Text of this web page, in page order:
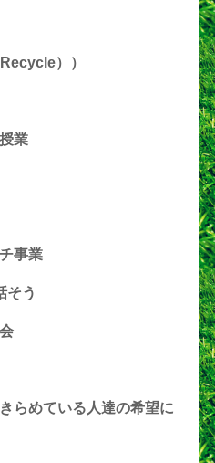
））
業
事業
そう
らめている人達の希望に